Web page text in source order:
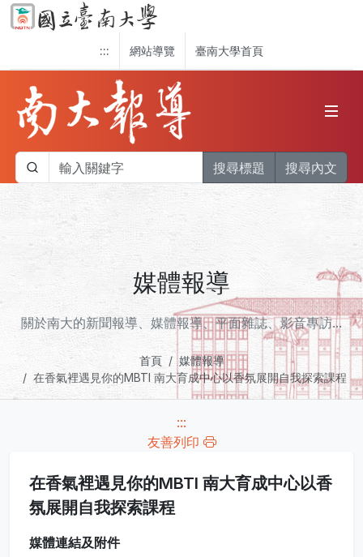
::: 網站導覽 臺南大學首頁
搜尋標題 搜尋內文
媒體報導
關於南大的新聞報導、媒體報導、平面雜誌、影音專訪...
首頁
媒體報導
在香氣裡遇見你的MBTI 南大育成中心以香氛展開自我探索課程
:::
友善列印
在香氣裡遇見你的MBTI 南大育成中心以香
氛展開自我探索課程
媒體連結及附件